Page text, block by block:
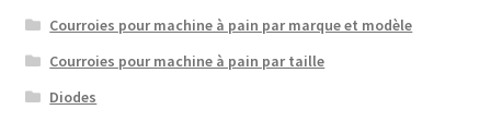
Courroies pour machine à pain par marque et modèle
Courroies pour machine à pain par taille
Diodes